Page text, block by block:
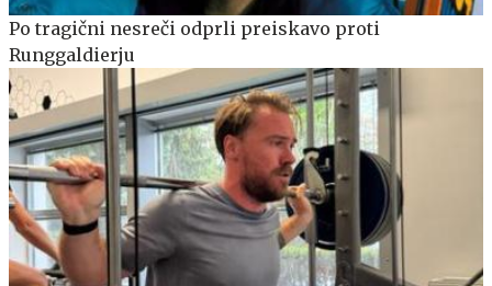
Po tragični nesreči odprli preiskavo proti
Runggaldierju